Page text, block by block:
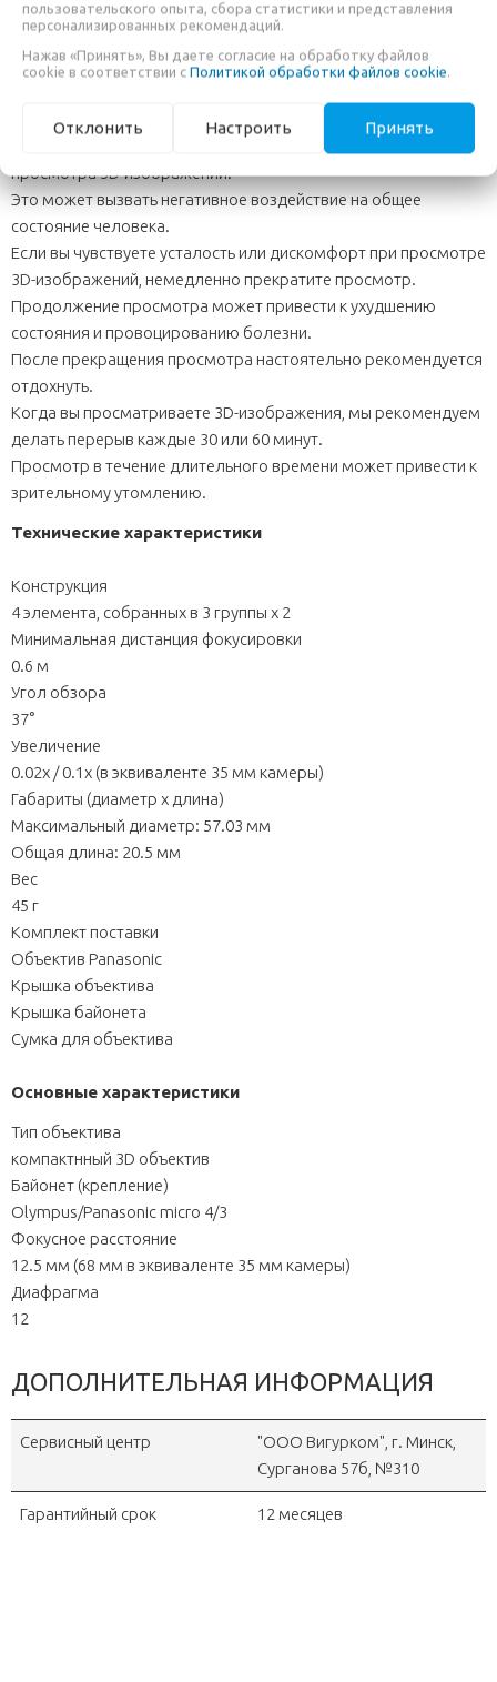
Если вы производите съемку в движущемся транспорте или
на ходу, сопутствующая тряска может вызвать дискофморт и
усталость.
Любой, кто обладает повышенной чувствительностью к свету,
страдает от заболеваний сердца и др., должен избегать
просмотра 3D-изображений.
Это может вызвать негативное воздействие на общее
состояние человека.
Если вы чувствуете усталость или дискомфорт при просмотре
3D-изображений, немедленно прекратите просмотр.
Продолжение просмотра может привести к ухудшению
состояния и провоцированию болезни.
После прекращения просмотра настоятельно рекомендуется
отдохнуть.
Когда вы просматриваете 3D-изображения, мы рекомендуем
делать перерыв каждые 30 или 60 минут.
Просмотр в течение длительного времени может привести к
зрительному утомлению.
Технические характеристики
Конструкция
4 элемента, собранных в 3 группы x 2
Минимальная дистанция фокусировки
0.6 м
Угол обзора
37°
Увеличение
0.02x / 0.1x (в эквиваленте 35 мм камеры)
Габариты (диаметр х длина)
Максимальный диаметр: 57.03 мм
Общая длина: 20.5 мм
Вес
45 г
Комплект поставки
Объектив Panasonic
Крышка объектива
Крышка байонета
Сумка для объектива
Основные характеристики
Тип объектива
компактнный 3D объектив
Байонет (крепление)
Olympus/Panasonic micro 4/3
Фокусное расстояние
12.5 мм (68 мм в эквиваленте 35 мм камеры)
Диафрагма
12
ДОПОЛНИТЕЛЬНАЯ ИНФОРМАЦИЯ
Сервисный центр
"OOO Вигурком", г. Минск,
Сурганова 57б, №310
Гарантийный срок 12 месяцев
пользовательского опыта, сбора статистики и представления
персонализированных рекомендаций.
Нажав «Принять», Вы даете согласие на обработку файлов
cookie в соответствии с Политикой обработки файлов cookie.
Отклонить Настроить Принять